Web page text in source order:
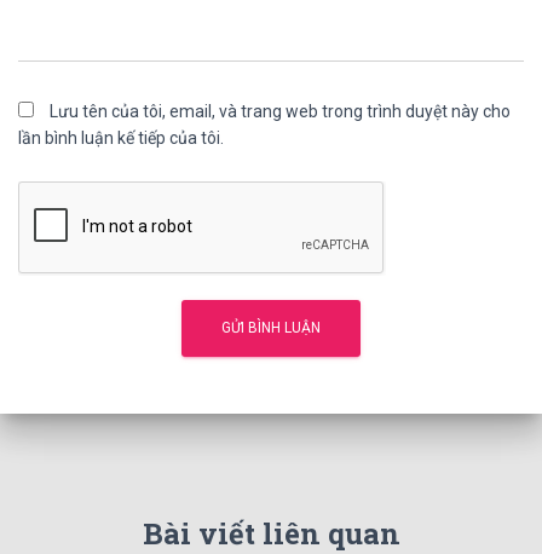
Lưu tên của tôi, email, và trang web trong trình duyệt này cho
lần bình luận kế tiếp của tôi.
Bài viết liên quan